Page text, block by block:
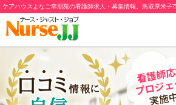
ケアハウスよなご幸朋苑の看護師求人・募集情報、鳥取県米子